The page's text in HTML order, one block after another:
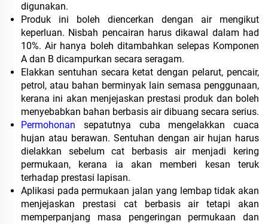
digunakan.
Produk ini boleh diencerkan dengan air mengikut
keperluan. Nisbah pencairan harus dikawal dalam had
10%. Air hanya boleh ditambahkan selepas Komponen
A dan B dicampurkan secara seragam.
Elakkan sentuhan secara ketat dengan pelarut, pencair,
petrol, atau bahan berminyak lain semasa penggunaan,
kerana ini akan menjejaskan prestasi produk dan boleh
menyebabkan bahan berbasis air dibuang secara serius.
Permohonan sepatutnya cuba mengelakkan cuaca
hujan atau berawan. Sentuhan dengan air hujan harus
dielakkan sebelum cat berbasis air menjadi kering
permukaan, kerana ia akan memberi kesan teruk
terhadap prestasi lapisan.
Aplikasi pada permukaan jalan yang lembap tidak akan
menjejaskan prestasi cat berbasis air tetapi akan
memperpanjang masa pengeringan permukaan dan